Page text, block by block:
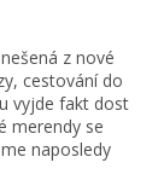
z nové
cestování do
vyjde fakt dost
merendy se
naposledy